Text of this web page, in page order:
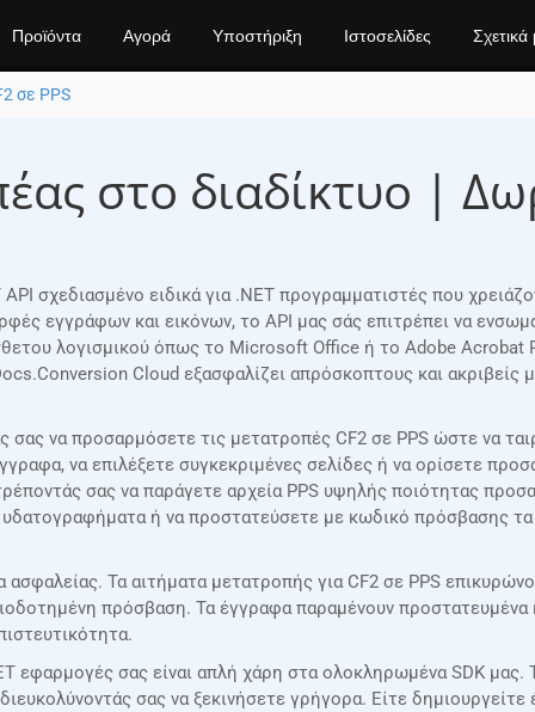
Προϊόντα Αγορά Υποστήριξη Ιστοσελίδες Σχετικά
σε PPS
στο διαδίκτυο |
σχεδιασμένο ειδικά για .NET προγραμματιστές που
εγγράφων και εικόνων, το API μας σάς επιτρέπει να
λογισμικού όπως το Microsoft Office ή το Adobe Acrobat
Cloud εξασφαλίζει απρόσκοπτους και
να προσαρμόσετε τις μετατροπές CF2 σε PPS ώστε να
να επιλέξετε συγκεκριμένες σελίδες ή να ορίσετε
σας να παράγετε αρχεία PPS υψηλής ποιότητας
ή να προστατεύσετε με κωδικό πρόσβασης τα
Τα αιτήματα μετατροπής για CF2 σε PPS
πρόσβαση. Τα έγγραφα παραμένουν προστατευμένα
σας είναι απλή χάρη στα ολοκληρωμένα SDK μας.
σας να ξεκινήσετε γρήγορα. Είτε δημιουργείτε